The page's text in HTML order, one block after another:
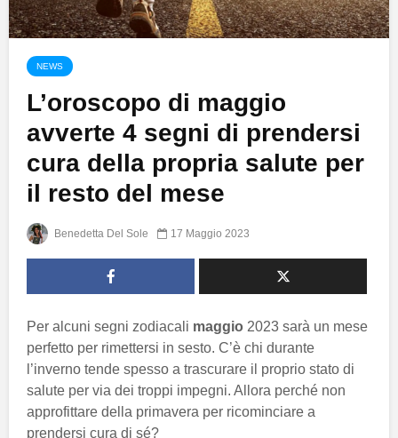
NEWS
L’oroscopo di maggio
avverte 4 segni di prendersi
cura della propria salute per
il resto del mese
Benedetta Del Sole 17 Maggio 2023
Per alcuni segni zodiacali maggio 2023 sarà un mese
perfetto per rimettersi in sesto. C’è chi durante
l’inverno tende spesso a trascurare il proprio stato di
salute per via dei troppi impegni. Allora perché non
approfittare della primavera per ricominciare a
prendersi cura di sé?